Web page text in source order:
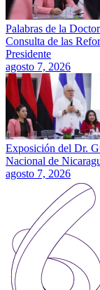
Palabras de la
Consulta de las
Presidente
agosto 7, 2026
Exposición del Dr.
Nacional de
agosto 7, 2026